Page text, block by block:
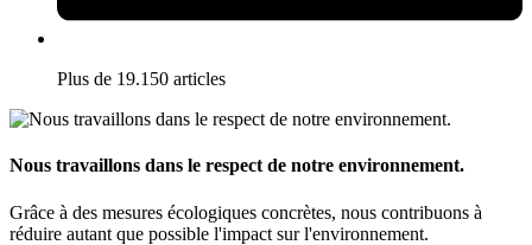
Plus de 19.150 articles
Nous travaillons dans le respect de notre environnement.
Grâce à des mesures écologiques concrètes, nous contribuons à
réduire autant que possible l'impact sur l'environnement.